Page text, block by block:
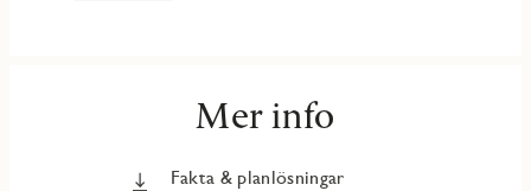
Mer info
Fakta & planlösningar